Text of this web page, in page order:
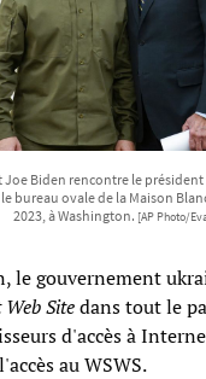
Joe Biden rencontre le
bureau ovale de la Maison
2023, à Washington. [AP Photo/
le gouvernement
Sitedans tout le
d'accès à
au WSWS.